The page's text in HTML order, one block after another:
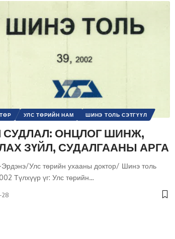
УЛС ТӨРИЙН НАМ ШИНЭ ТОЛЬ СЭТГҮҮЛ
СУДЛАЛ: ОНЦЛОГ ШИНЖ,
ЗҮЙЛ, СУДАЛГААНЫ АРГА
Улс төрийн ухааны доктор/ Шинэ толь
Түлхүүр үг: Улс төрийн…
28